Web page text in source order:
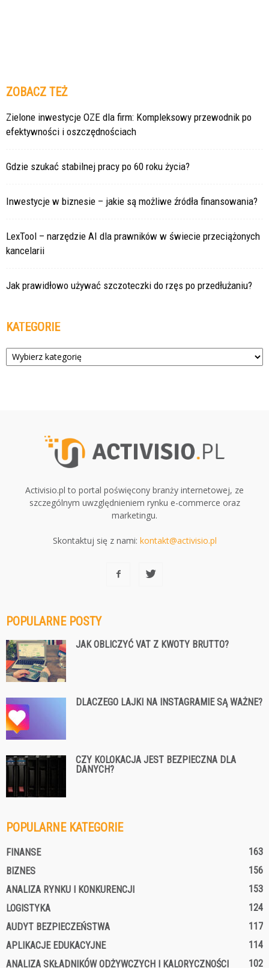
ZOBACZ TEŻ
Zielone inwestycje OZE dla firm: Kompleksowy przewodnik po
efektywności i oszczędnościach
Gdzie szukać stabilnej pracy po 60 roku życia?
Inwestycje w biznesie – jakie są możliwe źródła finansowania?
LexTool – narzędzie AI dla prawników w świecie przeciążonych
kancelarii
Jak prawidłowo używać szczoteczki do rzęs po przedłużaniu?
KATEGORIE
Kategorie
Activisio.pl to portal poświęcony branży internetowej, ze
szczególnym uwzględnieniem rynku e-commerce oraz
marketingu.
Skontaktuj się z nami: kontakt@activisio.pl
POPULARNE POSTY
JAK OBLICZYĆ VAT Z KWOTY BRUTTO?
DLACZEGO LAJKI NA INSTAGRAMIE SĄ WAŻNE?
CZY KOLOKACJA JEST BEZPIECZNA DLA
DANYCH?
POPULARNE KATEGORIE
FINANSE
163
BIZNES
156
ANALIZA RYNKU I KONKURENCJI
153
LOGISTYKA
124
AUDYT BEZPIECZEŃSTWA
117
APLIKACJE EDUKACYJNE
114
ANALIZA SKŁADNIKÓW ODŻYWCZYCH I KALORYCZNOŚCI
102